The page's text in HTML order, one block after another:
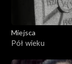
Miejsca
Pół wieku